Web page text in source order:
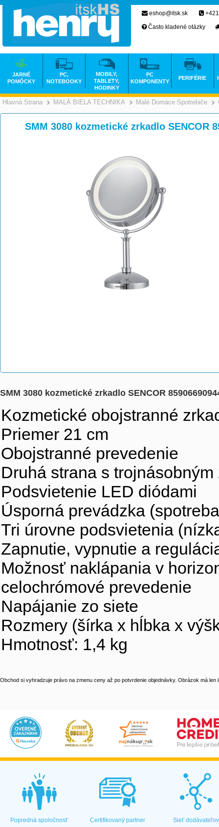
Hlavná Strana >
MALÁ BIELA TECHNIKA >
Malé Domáce Spotrebiče
SMM 3080 kozmetické zrkadlo SENCOR
SMM 3080 kozmetické zrkadlo SENCOR
Kozmetické obojstranné
Priemer 21 cm
Obojstranné prevedenie
Druhá strana s
Podsvietenie LED diódami
Úsporná prevádzka
Tri úrovne podsvietenia
Zapnutie, vypnutie a
Možnosť naklápania v
celochrómové prevedenie
Napájanie zo siete
Rozmery (šírka x hĺbka x
Hmotnosť: 1,4 kg
Obchod si vyhradzuje právo na zmenu ceny až po potvrdenie objednávky. Obrázok má len
eshop@itsk.sk
Často kladené otázky
JARNÉ
POMÔCKY
PC,
NOTEBOOKY
MOBILY,
TABLETY,
HODINKY
PC
KOMPONENTY
PERIFÉRIE
Popredná spoločnosť Certifikovaný partner Sieť dodávateľov